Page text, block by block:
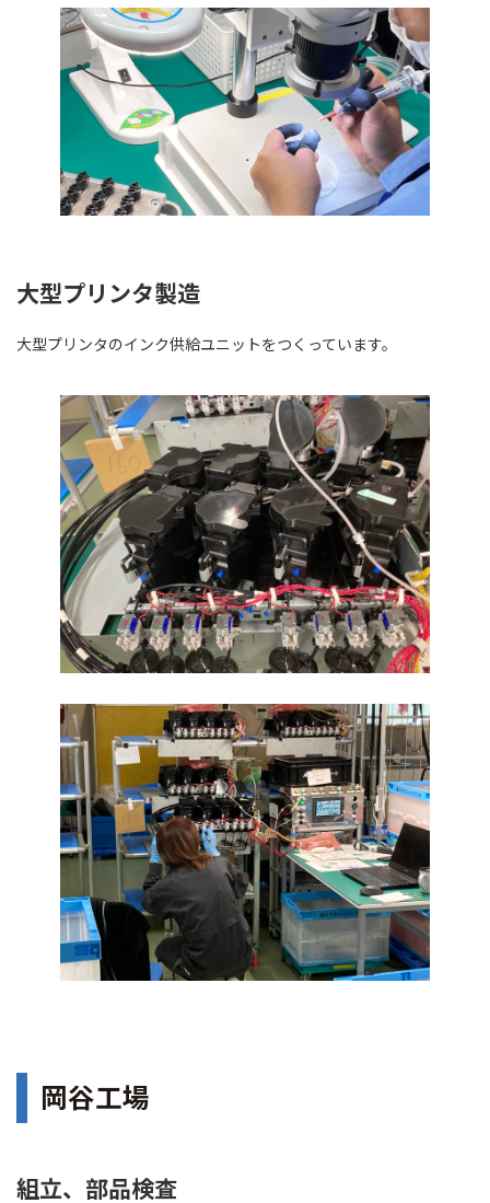
大型プリンタ製造
大型プリンタのインク供給ユニットをつくっています。
岡谷工場
組立、部品検査